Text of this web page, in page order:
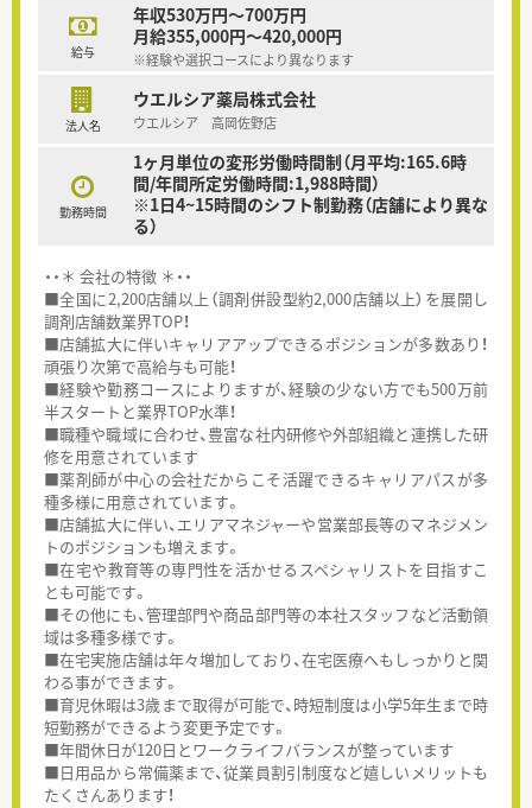
給与
年収530万円～700万円
月給355,000円～420,000円
※経験や選択コースにより異なります
法人名
ウエルシア薬局株式会社
ウエルシア 高岡佐野店
勤務時間
1ヶ月単位の変形労働時間制（月平均:165.6時
間/年間所定労働時間:1,988時間）
※1日4~15時間のシフト制勤務（店舗により異な
る）
・・＊ 会社の特徴 ＊・・
■全国に2,200店舗以上（調剤併設型約2,000店舗以上）を展開し
調剤店舗数業界TOP！
■店舗拡大に伴いキャリアアップできるポジションが多数あり！
頑張り次第で高給与も可能！
■経験や勤務コースによりますが、経験の少ない方でも500万前
半スタートと業界TOP水準！
■職種や職域に合わせ、豊富な社内研修や外部組織と連携した研
修を用意されています
■薬剤師が中心の会社だからこそ活躍できるキャリアパスが多
種多様に用意されています。
■店舗拡大に伴い、エリアマネジャーや営業部長等のマネジメン
トのポジションも増えます。
■在宅や教育等の専門性を活かせるスペシャリストを目指すこ
とも可能です。
■その他にも、管理部門や商品部門等の本社スタッフなど活動領
域は多種多様です。
■在宅実施店舗は年々増加しており、在宅医療へもしっかりと関
わる事ができます。
■育児休暇は3歳まで取得が可能で、時短制度は小学5年生まで時
短勤務ができるよう変更予定です。
■年間休日が120日とワークライフバランスが整っています
■日用品から常備薬まで、従業員割引制度など嬉しいメリットも
たくさんあります！